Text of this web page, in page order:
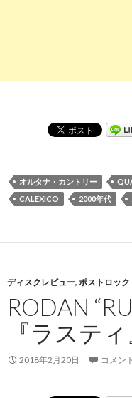
オルタナ・カントリー
CALEXICO
2000年代
ディスクレビュー, ポストロック
RODAN
『ラスティ
2018年2月20日 コメン